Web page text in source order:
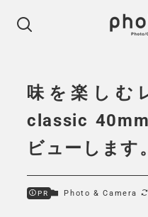
味を楽しむ
classic
ビューします。
PR Photo & Camera